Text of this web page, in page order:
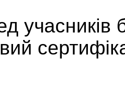
учасників